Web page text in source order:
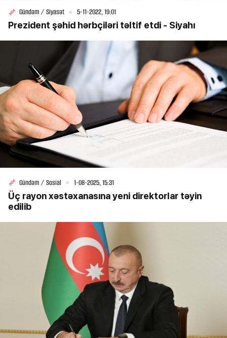
Gündəm / Siyasət 5-11-2022, 19:01
Prezident şəhid hərbçiləri təltif etdi - Siyahı
Gündəm / Sosial 1-08-2025, 15:31
Üç rayon xəstəxanasına yeni direktorlar təyin
edilib